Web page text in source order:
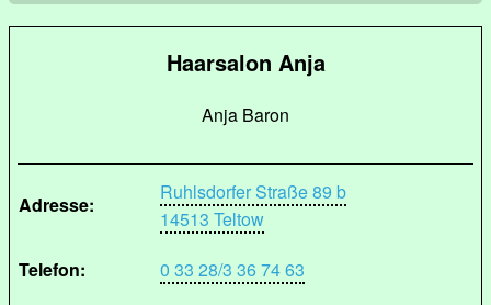
Haarsalon Anja
Anja Baron
Adresse:
Ruhlsdorfer Straße 89 b
14513 Teltow
Telefon:
0 33 28/3 36 74 63